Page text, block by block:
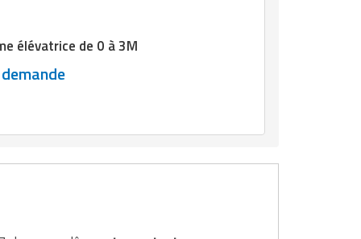
élévatrice de 0 à 3M